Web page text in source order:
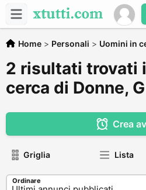
Home > Personali > Uomini in
2 risultati trovati
cerca di Donne,
Crea
Griglia Lista
Ordinare